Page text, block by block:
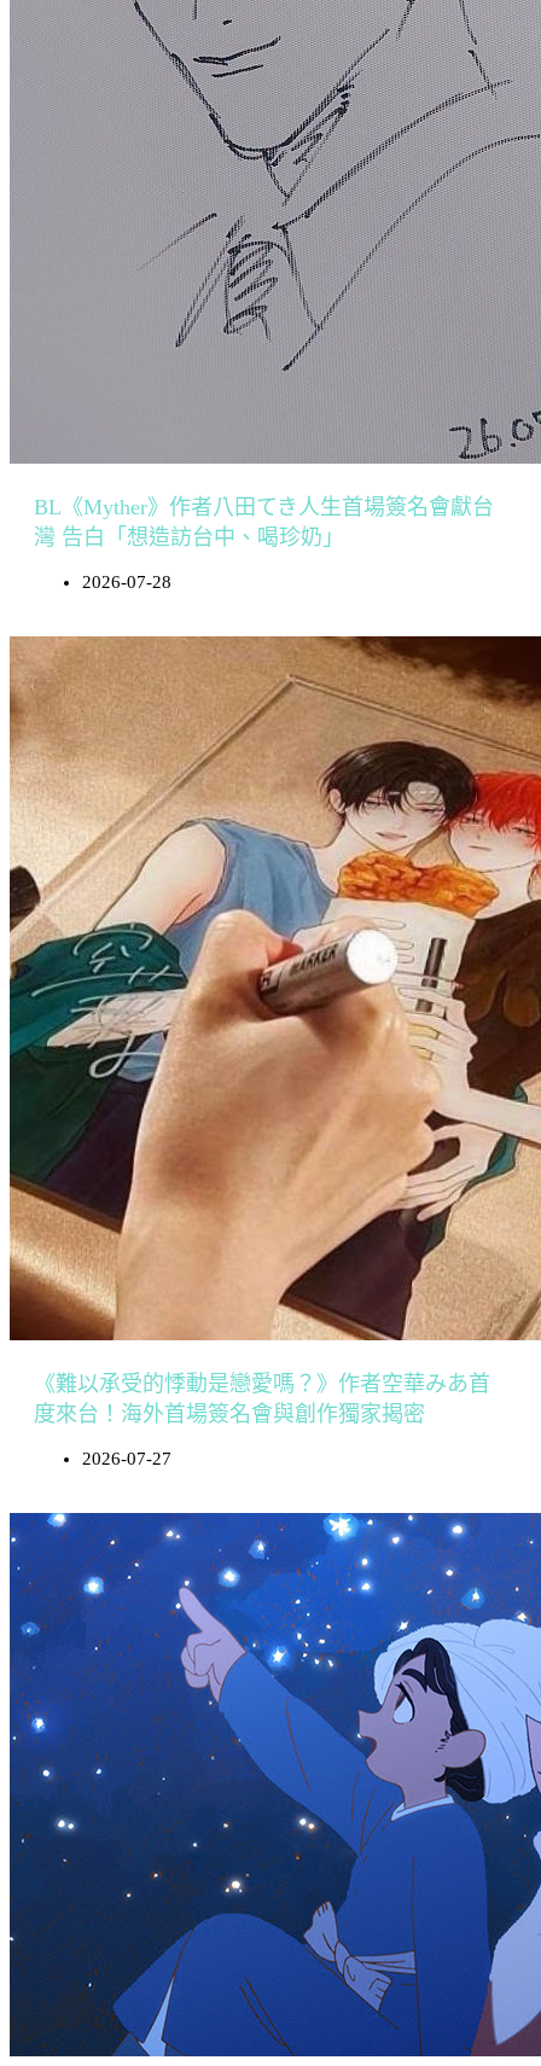
BL《Myther》作者八田てき人生首場簽名會獻台
灣 告白「想造訪台中、喝珍奶」
2026-07-28
《難以承受的悸動是戀愛嗎？》作者空華みあ首
度來台！海外首場簽名會與創作獨家揭密
2026-07-27